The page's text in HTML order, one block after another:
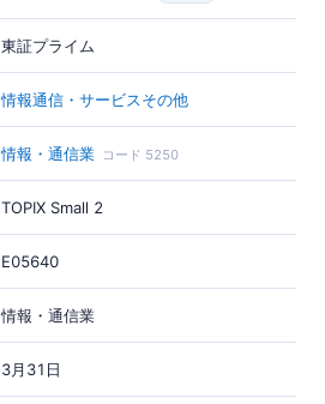
東証プライム
情報通信・サービスその他
情報・通信業 コード 5250
TOPIX Small 2
E05640
情報・通信業
3月31日